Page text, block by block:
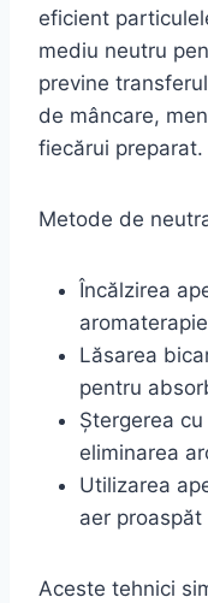
eficient
mediu neutru
previne
de mâncare,
fiecărui preparat.
Metode de
Încălzirea
aromaterapie
Lăsarea
pentru
Ștergerea
eliminarea
Utilizarea
aer proaspăt
Aceste tehnici